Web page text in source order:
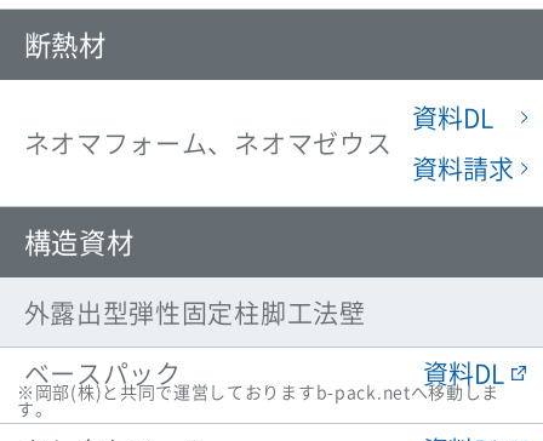
断熱材
ネオマフォーム、ネオマゼウス
資料DL
資料請求
構造資材
外露出型弾性固定柱脚工法壁
ベースパック
資料DL
※岡部(株)と共同で運営しておりますb-pack.netへ移動しま
す。